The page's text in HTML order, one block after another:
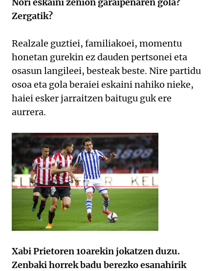
Zergatik?
Realzale guztiei, familiakoei, momentu
honetan gurekin ez dauden pertsonei eta
osasun langileei, besteak beste. Nire partidu
osoa eta gola beraiei eskaini nahiko nieke,
haiei esker jarraitzen baitugu guk ere
aurrera.
Xabi Prietoren 10arekin jokatzen duzu.
Zenbaki horrek badu berezko esanahirik